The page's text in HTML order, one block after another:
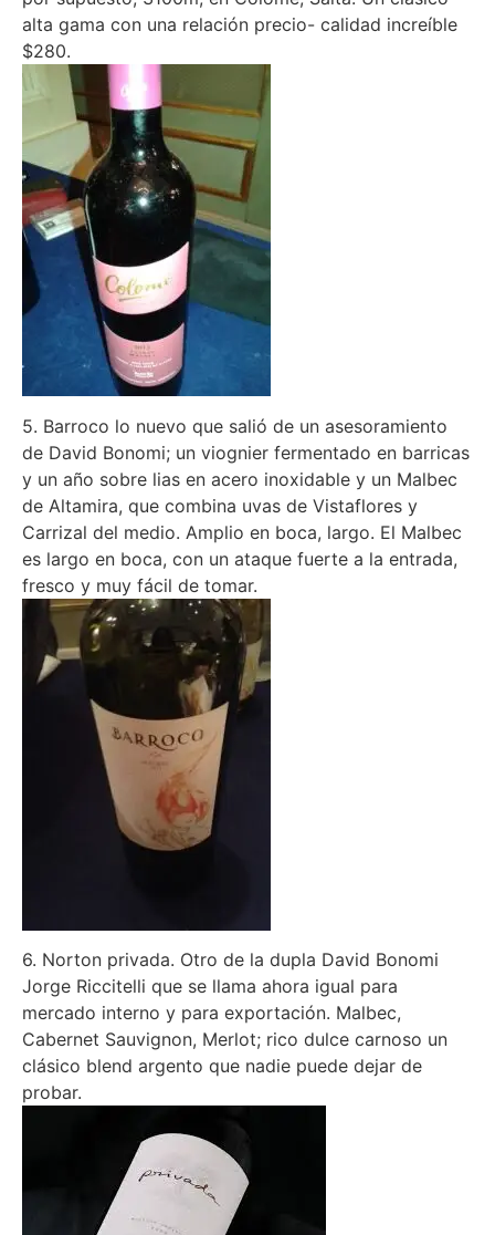
alta gama con una relación precio- calidad increíble
$280.
5. Barroco lo nuevo que salió de un asesoramiento
de David Bonomi; un viognier fermentado en barricas
y un año sobre lias en acero inoxidable y un Malbec
de Altamira, que combina uvas de Vistaflores y
Carrizal del medio. Amplio en boca, largo. El Malbec
es largo en boca, con un ataque fuerte a la entrada,
fresco y muy fácil de tomar.
6. Norton privada. Otro de la dupla David Bonomi
Jorge Riccitelli que se llama ahora igual para
mercado interno y para exportación. Malbec,
Cabernet Sauvignon, Merlot; rico dulce carnoso un
clásico blend argento que nadie puede dejar de
probar.